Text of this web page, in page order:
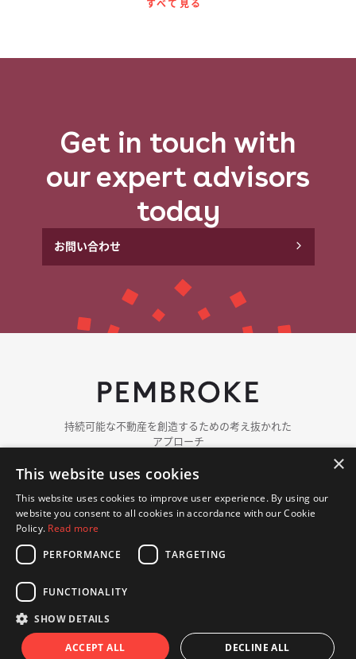
すべて​見る​
Get in touch with
our expert advisors
today
お問い​合わせ
持続可能な​​不動産を​​創造する​​ための​​考え抜かれた​​
アプローチ
ペンブロークに​ついて
ポートフォリオ
ニュース
お問い​合わせ
© 著作権 2018 - 2026 Pembroke. 無断複写・転載を​禁じます.
×
This website uses cookies
This website uses cookies to improve user experience. By using our
website you consent to all cookies in accordance with our Cookie
Policy. Read more
PERFORMANCE
TARGETING
FUNCTIONALITY
SHOW DETAILS
ACCEPT ALL DECLINE ALL